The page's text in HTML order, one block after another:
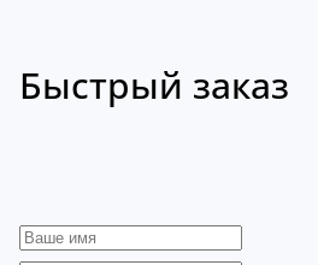
Быстрый заказ